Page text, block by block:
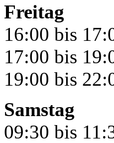
Freitag
16:00 bis
17:00 bis
19:00 bis
Samstag
09:30 bis